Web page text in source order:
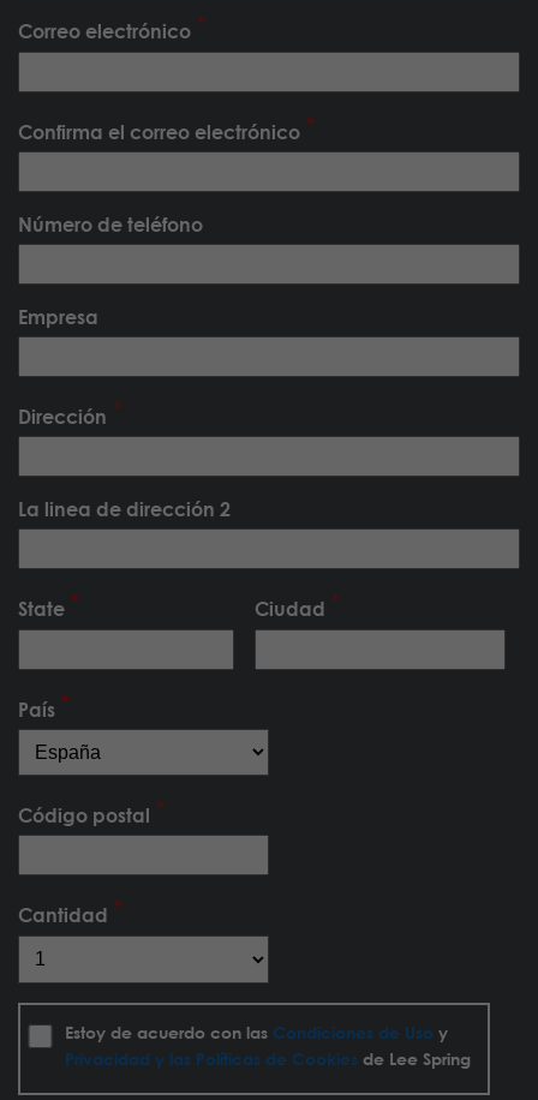
Correo electrónico
Confirma el correo electrónico
Número de teléfono
Empresa
Dirección
La linea de dirección 2
State Ciudad
País
Código postal
Cantidad
Estoy de acuerdo con las Condiciones de Uso y
Privacidad y las Políticas de Cookiesde Lee Spring